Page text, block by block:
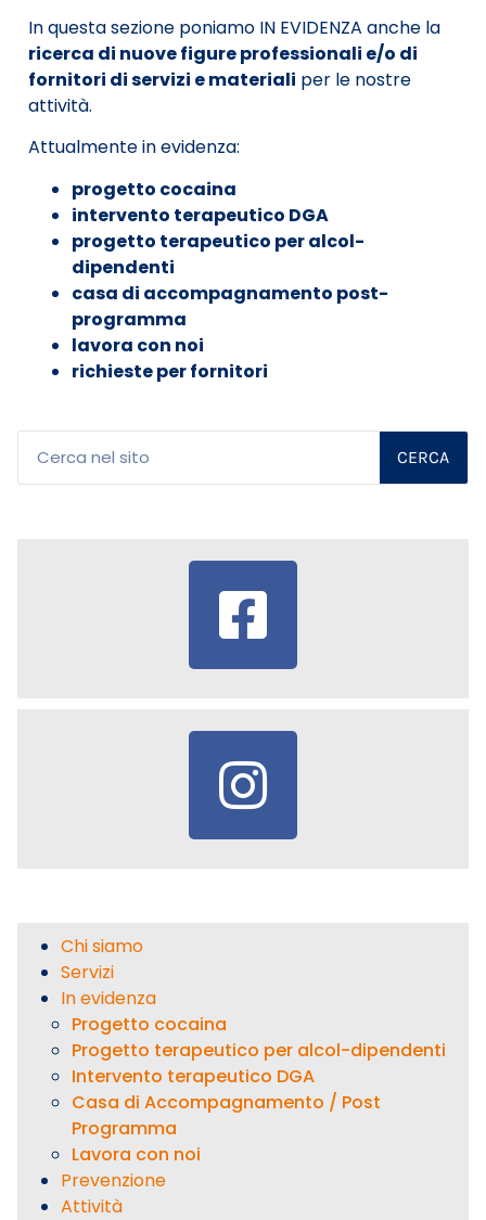
CERCA
Chi siamo
Servizi
In evidenza
Progetto cocaina
Progetto terapeutico per alcol-dipendenti
Intervento terapeutico DGA
Casa di Accompagnamento / Post
Programma
Lavora con noi
Prevenzione
Attività
In questa sezione poniamo IN EVIDENZA anche la
ricerca di nuove figure professionali e/o di
fornitori di servizi e materiali per le nostre
attività.
Attualmente in evidenza:
progetto cocaina
intervento terapeutico DGA
progetto terapeutico per alcol-
dipendenti
casa di accompagnamento post-
programma
lavora con noi
richieste per fornitori